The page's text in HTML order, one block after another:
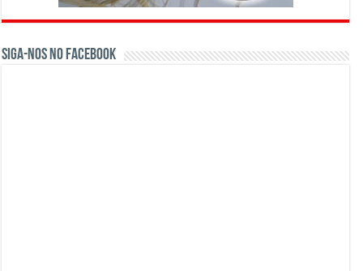
Siga-nos no Facebook